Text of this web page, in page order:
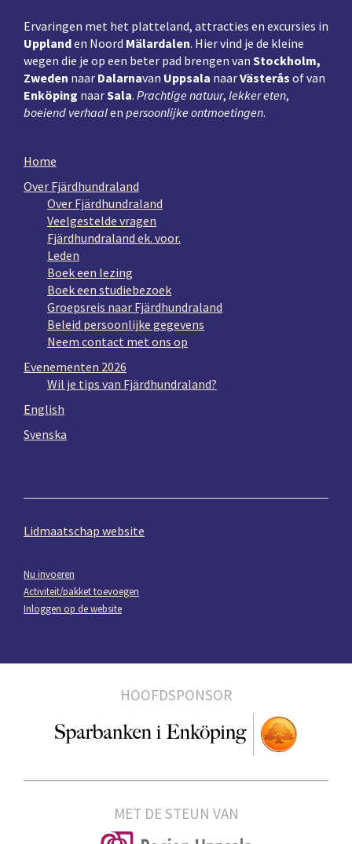
Ervaringen met het platteland, attracties en excursies in
Upplanden Noord Mälardalen. Hier vind je de kleine
wegen die je op een beter pad brengen van Stockholm,
Zweden naar Dalarnavan Uppsala naarVästerås of van
Enköping naarSala. Prachtige natuur, lekker eten,
boeiend verhaalen persoonlijke ontmoetingen.
Home
Over Fjärdhundraland
Over Fjärdhundraland
Veelgestelde vragen
Fjärdhundraland ek. voor.
Leden
Boek een lezing
Boek een studiebezoek
Groepsreis naar Fjärdhundraland
Beleid persoonlijke gegevens
Neem contact met ons op
Evenementen 2026
Wil je tips van Fjärdhundraland?
English
Svenska
Lidmaatschap website
Nu invoeren
Activiteit/pakket toevoegen
Inloggen op de website
HOOFDSPONSOR
MET DE STEUN VAN